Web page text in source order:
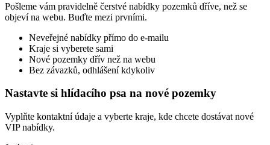
Pošleme vám pravidelně čerstvé nabídky pozemků dříve, než se
objeví na webu. Buďte mezi prvními.
Neveřejné nabídky přímo do e-mailu
Kraje si vyberete sami
Nové pozemky dřív než na webu
Bez závazků, odhlášení kdykoliv
Nastavte si hlídacího psa na nové pozemky
Vyplňte kontaktní údaje a vyberte kraje, kde chcete dostávat nové
VIP nabídky.